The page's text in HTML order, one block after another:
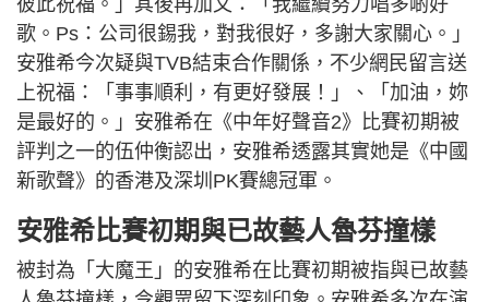
彼此祝福。」其後再加文：「我繼續努力唱多啲好
歌。Ps：公司很錫我，對我很好，多謝大家關心。」
安雅希今次疑與TVB結束合作關係，不少網民留言送
上祝福：「事事順利，有更好發展！」、「加油，妳
是最好的。」安雅希在《中年好聲音2》比賽初期被
評判之一的伍仲衡認出，安雅希透露其實她是《中國
新歌聲》的香港及深圳PK賽總冠軍。
安雅希比賽初期與已故藝人魯芬撞樣
被封為「大魔王」的安雅希在比賽初期被指與已故藝